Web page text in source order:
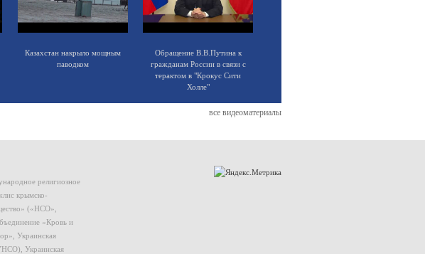
Казахстан накрыло мощным
паводком
Обращение В.В.Путина к
гражданам России в связи с
терактом в "Крокус Сити
Холле"
все видеоматериалы
религиозное
крымско-
(«НСО»,
«Кровь и
Украинская
Украинская